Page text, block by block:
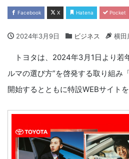
Facebook X Hatena Pocket
2024年3月9日 ビジネス 横田
トヨタは、2024年3月1日より若
ルマの選び方”を啓発する取り組み
開始するとともに特設WEBサイトを